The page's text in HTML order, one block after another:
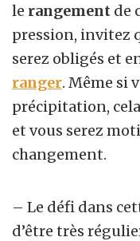
le rangement de
pression, invitez
serez obligés et
ranger. Même si
précipitation,
et vous serez
changement.
– Le défi dans
d’être très